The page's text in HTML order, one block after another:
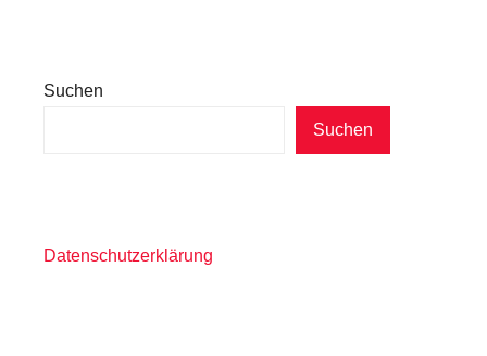
Suchen
Suchen
Datenschutzerklärung